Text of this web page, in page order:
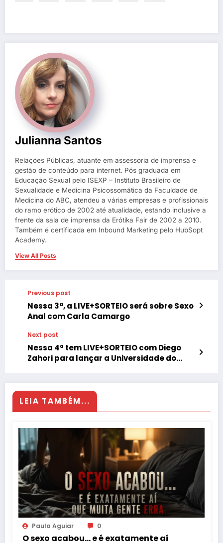
Julianna Santos
Relações Públicas, atuante em assessoria de imprensa e
gestão de conteúdo para internet. Pós graduada em
Educação Sexual pelo ISEXP – Instituto Brasileiro de
Sexualidade e Medicina Psicossomática da Faculdade de
Medicina do ABC, atendeu a várias empresas e profissionais
do ramo erótico de 2002 até atualidade, estando inclusive a
frente da sala de imprensa da Erótika Fair de 2002 a 2010.
Também é certificada em Inbound Marketing pelo HubSopt
Academy.
View All Posts
Previous post
Nessa 3ª, a LIVE+SORTEIO será sobre Sexo
Anal com Carla Camargo
Next post
Nessa 4ª tem LIVE+SORTEIO com Diego
Zahori para lançar a Universidade do
LEIA TAMBÉM...
Paula Aguiar 0
O sexo acabou… e é exatamente aí